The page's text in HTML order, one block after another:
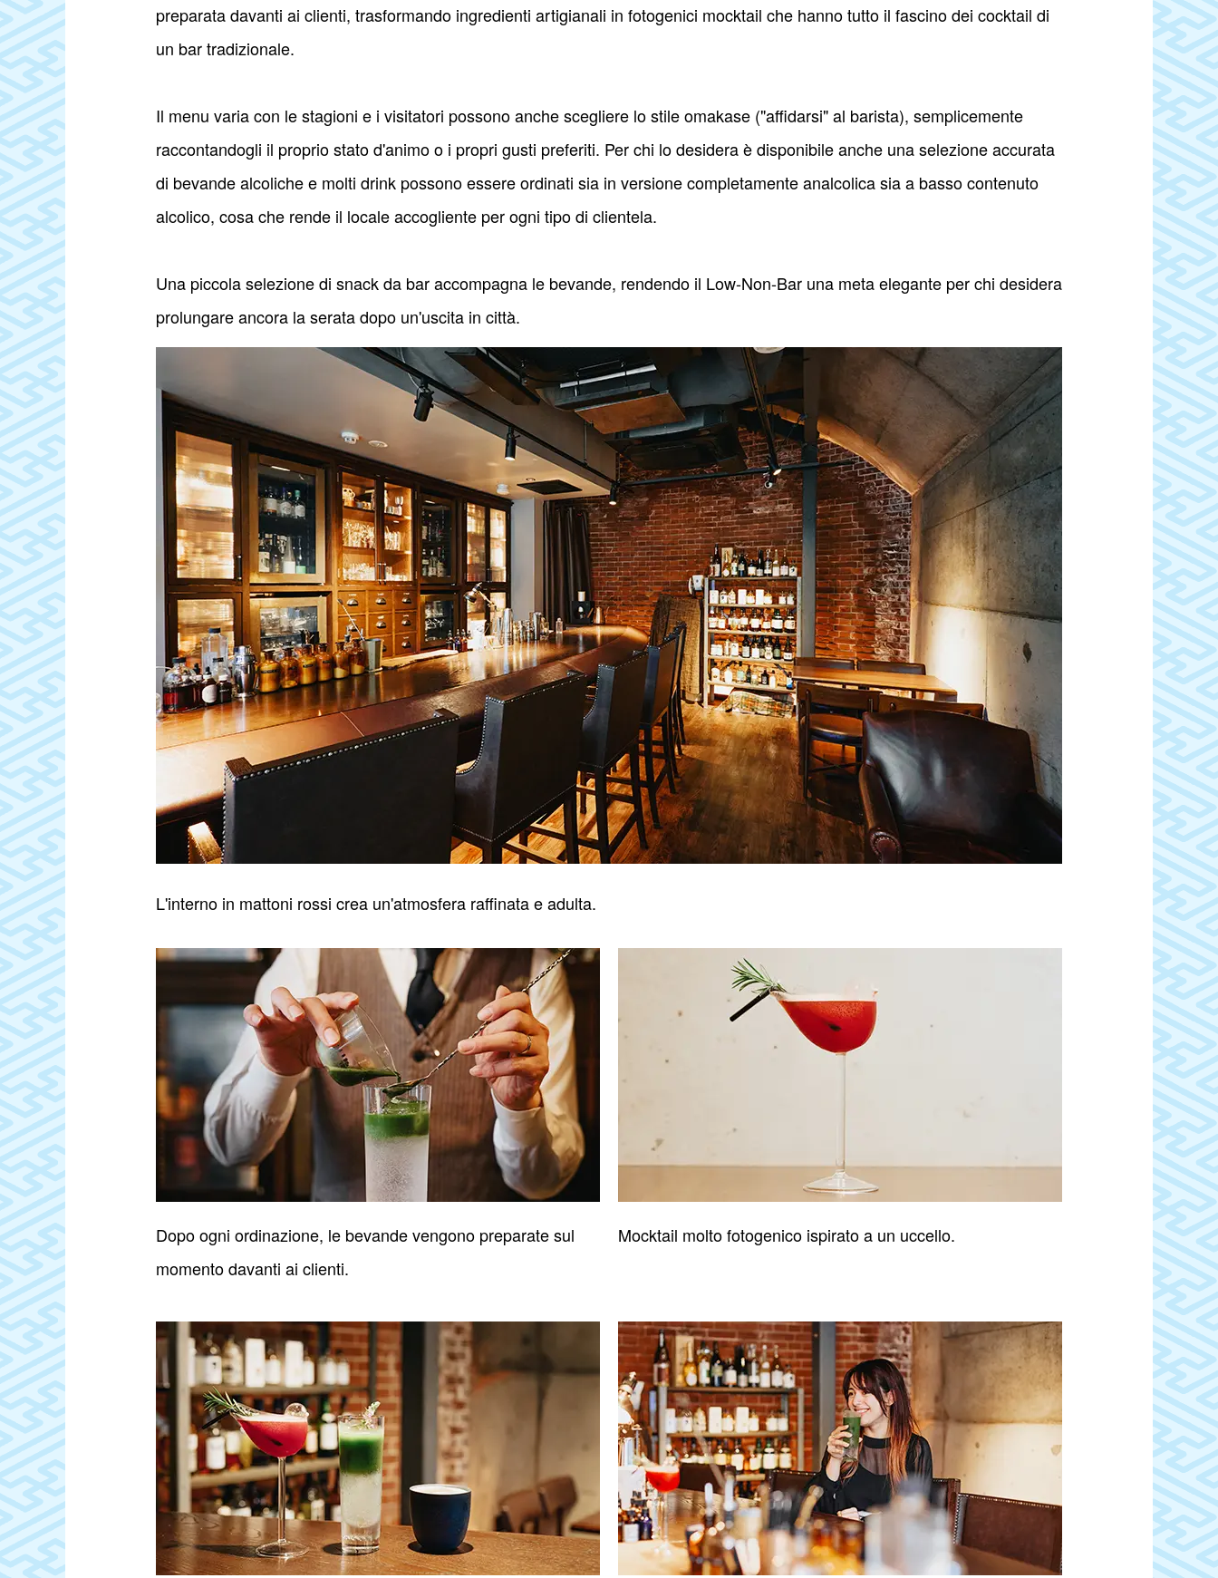
preparata davanti ai clienti, trasformando ingredienti artigianali in fotogenici mocktail che hanno tutto il fascino dei cocktail di
un bar tradizionale.
Il menu varia con le stagioni e i visitatori possono anche scegliere lo stile omakase ("affidarsi" al barista), semplicemente
raccontandogli il proprio stato d'animo o i propri gusti preferiti. Per chi lo desidera è disponibile anche una selezione accurata
di bevande alcoliche e molti drink possono essere ordinati sia in versione completamente analcolica sia a basso contenuto
alcolico, cosa che rende il locale accogliente per ogni tipo di clientela.
Una piccola selezione di snack da bar accompagna le bevande, rendendo il Low-Non-Bar una meta elegante per chi desidera
prolungare ancora la serata dopo un'uscita in città.
L'interno in mattoni rossi crea un'atmosfera raffinata e adulta.
Dopo ogni ordinazione, le bevande vengono preparate sul
momento davanti ai clienti.
Mocktail molto fotogenico ispirato a un uccello.